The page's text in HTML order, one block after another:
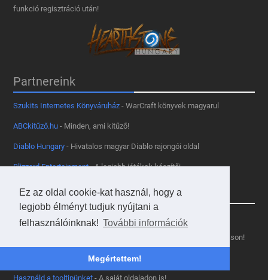
Ez az oldal cookie-kat használ, hogy a
legjobb élményt tudjuk nyújtani a
felhasználóinknak! További információk
Megértettem!
funkció regisztráció után!
Partnereink
Szukits Internetes Könyváruház - WarCraft könyvek magyarul
ABCkitűző.hu - Minden, ami kitűző!
Diablo Hungary - Hivatalos magyar Diablo rajongói oldal
Blizzard Entertainment- A legjobb játékok készítői
Egyebek
Cikk beküldése- Van egy nagyszerű cikked? Küldd be nekünk!
- Tetszik az oldal? Segíts, hogy fennmaradhasson!
Kapcsolat, médiaajánlat- Lépj velünk kapcsolatba!
Használd a tooltipünket - A saját oldaladon is!